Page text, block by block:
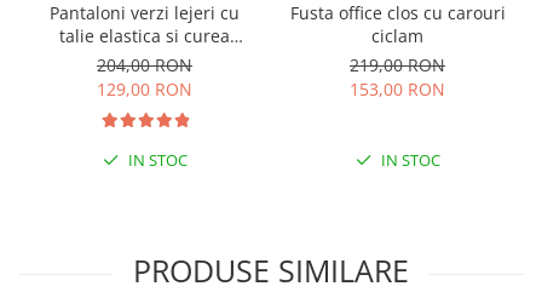
Pantaloni verzi lejeri cu
talie elastica si curea
ajustabila
204,00 RON
129,00 RON
IN STOC
Fusta office clos cu carouri
ciclam
219,00 RON
153,00 RON
IN STOC
PRODUSE SIMILARE